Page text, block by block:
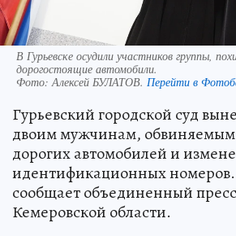
В Гурьевске осудили участников группы,
дорогостоящие автомобили.
Фото:Алексей БУЛАТОВ. Перейти в
Гурьевский городской суд
двоим мужчинам,
дорогих автомобилей и
идентификационных
сообщает объединенный
Кемеровской области.